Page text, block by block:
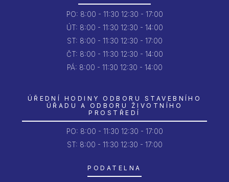
PO: 8:00 - 11:30 12:30 - 17:00
ÚT: 8:00 - 11:30 12:30 - 14:00
ST: 8:00 - 11:30 12:30 - 17:00
ČT: 8:00 - 11:30 12:30 - 14:00
PÁ: 8:00 - 11:30 12:30 - 14:00
ÚŘEDNÍ HODINY ODBORU STAVEBNÍHO
ÚŘADU A ODBORU ŽIVOTNÍHO
PROSTŘEDÍ
PO: 8:00 - 11:30 12:30 - 17:00
ST: 8:00 - 11:30 12:30 - 17:00
PODATELNA